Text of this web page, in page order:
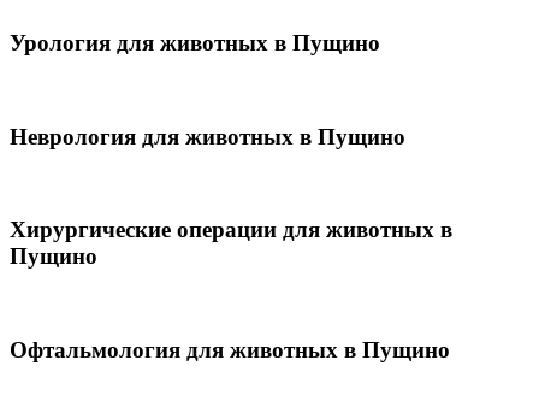
Урология для животных в Пущино
Неврология для животных в Пущино
Хирургические операции для животных в
Пущино
Офтальмология для животных в Пущино